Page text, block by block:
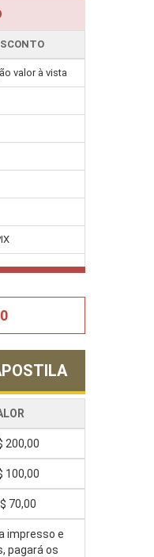
valor à vista
200,00
100,00
70,00
impresso e
pagará os